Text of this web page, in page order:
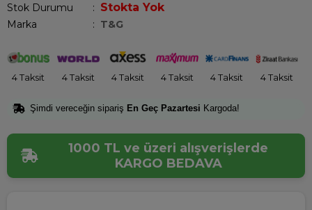
Stok Durumu : Stokta Yok
Marka : T&G
4 Taksit 4 Taksit 4 Taksit 4 Taksit 4 Taksit 4 Taksit
Şimdi vereceğin sipariş En Geç Pazartesi Kargoda!
1000 TL ve üzeri alışverişlerde
KARGO BEDAVA